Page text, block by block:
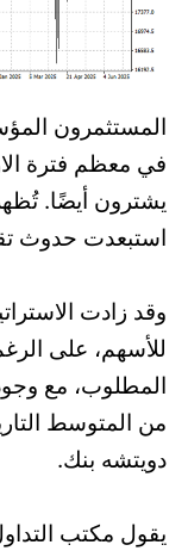
المستثمرون
يشترون أيضًا.
استبعدت حدوث
وقد زادت
للأسهم، على
المطلوب، مع
من المتوسط
دويتشه بنك.
يقول مكتب